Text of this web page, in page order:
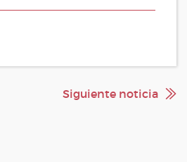
Siguiente noticia